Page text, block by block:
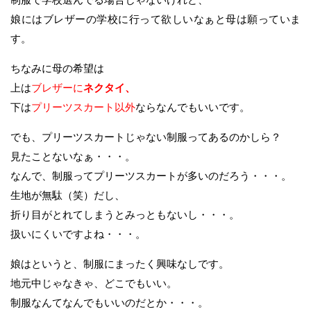
娘にはブレザーの学校に行って欲しいなぁと母は願っていま
す。
ちなみに母の希望は
上はブレザーにネクタイ、
下はプリーツスカート以外ならなんでもいいです。
でも、プリーツスカートじゃない制服ってあるのかしら？
見たことないなぁ・・・。
なんで、制服ってプリーツスカートが多いのだろう・・・。
生地が無駄（笑）だし、
折り目がとれてしまうとみっともないし・・・。
扱いにくいですよね・・・。
娘はというと、制服にまったく興味なしです。
地元中じゃなきゃ、どこでもいい。
制服なんてなんでもいいのだとか・・・。